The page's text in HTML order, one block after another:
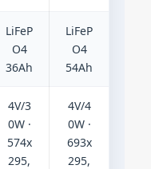
LiFeP
O4
36Ah
LiFeP
O4
54Ah
4V/3
0W ·
574x
295,
4V/4
0W ·
693x
295,